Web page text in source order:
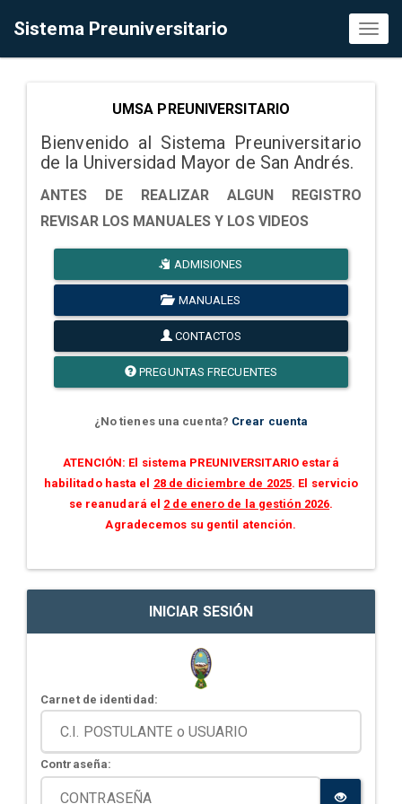
Sistema Preuniversitario
UMSA PREUNIVERSITARIO
Bienvenido al Sistema Preuniversitario
de la Universidad Mayor de San Andrés.
ANTES DE REALIZAR ALGUN REGISTRO
REVISAR LOS MANUALES Y LOS VIDEOS
ADMISIONES
MANUALES
CONTACTOS
PREGUNTAS FRECUENTES
¿No tienes una cuenta? Crear cuenta
ATENCIÓN: El sistema PREUNIVERSITARIO estará
habilitado hasta el 28 de diciembre de 2025. El servicio
se reanudará el 2 de enero de la gestión 2026.
Agradecemos su gentil atención.
INICIAR SESIÓN
Carnet de identidad:
Contraseña: